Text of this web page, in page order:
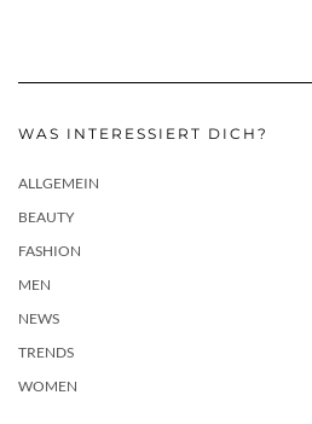
WAS INTERESSIERT DICH?
ALLGEMEIN
BEAUTY
FASHION
MEN
NEWS
TRENDS
WOMEN